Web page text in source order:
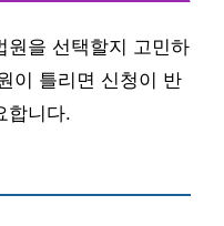
원을 선택할지 고민하
이 틀리면 신청이 반
합니다.